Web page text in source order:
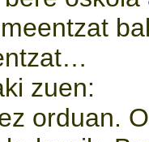
zuen:
orduan.